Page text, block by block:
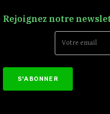
Rejoignez notre